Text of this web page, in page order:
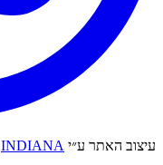
עיצוב האתר ע״י INDIANA